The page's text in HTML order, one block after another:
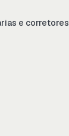
e corretores